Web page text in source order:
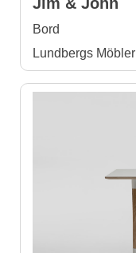
Bord
Lundbergs Möbler